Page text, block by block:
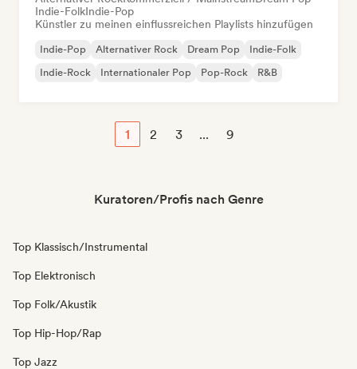
Indie-FolkIndie-Pop
Künstler zu meinen einflussreichen Playlists hinzufügen
Indie-Pop Alternativer Rock Dream Pop
Indie-Folk
Indie-Rock
Internationaler Pop Pop-Rock R&B
1 2 3 ... 9
Kuratoren/Profis nach Genre
Top Klassisch/Instrumental
Top Elektronisch
Top Folk/Akustik
Top Hip-Hop/Rap
Top Jazz